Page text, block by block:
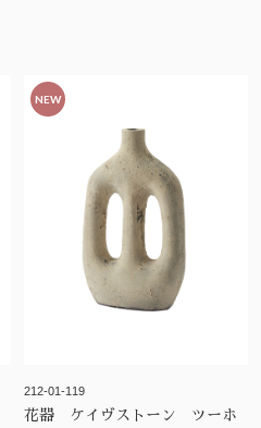
NEW
212-01-119
花器 ケイヴストーン ツーホ